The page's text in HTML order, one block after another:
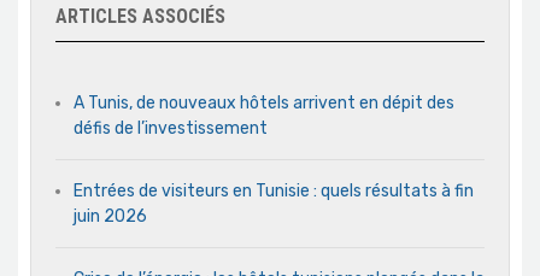
ARTICLES ASSOCIÉS
A Tunis, de nouveaux hôtels arrivent en dépit des
défis de l’investissement
Entrées de visiteurs en Tunisie : quels résultats à fin
juin 2026